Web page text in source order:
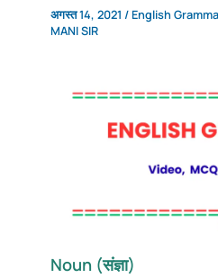
अगस्त 14, 2021/English
MANI SIR
Noun (संज्ञा)